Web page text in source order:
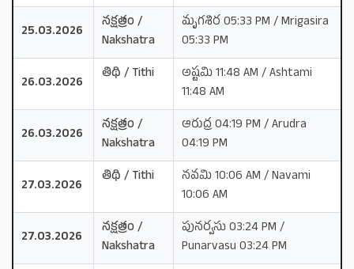
25.03.2026
నక్షత్రం /
Nakshatra
మృగశిర 05:33 PM / Mrigasira
05:33 PM
26.03.2026
తిథి / Tithi
అష్టమి 11:48 AM / Ashtami
11:48 AM
26.03.2026
నక్షత్రం /
Nakshatra
ఆరుద్ర 04:19 PM / Arudra
04:19 PM
27.03.2026
తిథి / Tithi
నవమి 10:06 AM / Navami
10:06 AM
27.03.2026
నక్షత్రం /
Nakshatra
పునర్వసు 03:24 PM /
Punarvasu 03:24 PM